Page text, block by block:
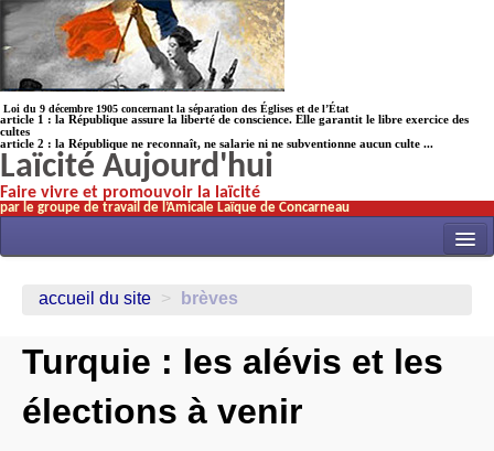
Loi du 9 décembre 1905 concernant la séparation des Églises et de l’État
article 1 : la République assure la liberté de conscience. Elle garantit le libre exercice des
cultes
article 2 : la République ne reconnaît, ne salarie ni ne subventionne aucun culte ...
Laïcité Aujourd'hui
Faire vivre et promouvoir la laïcité
par le groupe de travail de l’Amicale Laïque de Concarneau
NOS TRAVAUX
accueil du site > brèves
Turquie : les alévis et les
élections à venir